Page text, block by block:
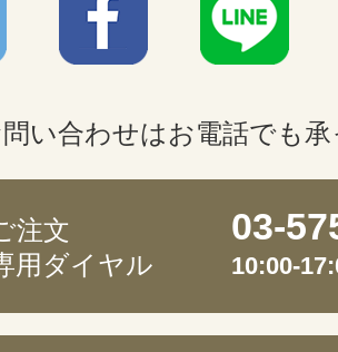
い合わせはお電話でも
注文
用ダイヤル
03-
10:00-